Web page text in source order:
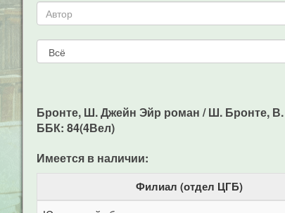
Бронте, Ш. Джейн Эйр роман / Ш. Бронте,
ББК: 84(4Вел)
Имеется в наличии:
Филиал (отдел ЦГБ)